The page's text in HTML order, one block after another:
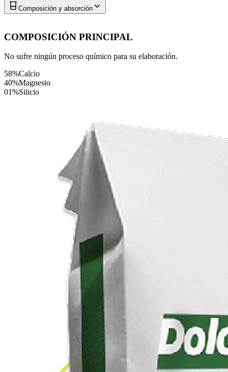
Composición y absorción
COMPOSICIÓN PRINCIPAL
No sufre ningún proceso químico para su elaboración.
58%Calcio
40%Magnesio
01%Silicio